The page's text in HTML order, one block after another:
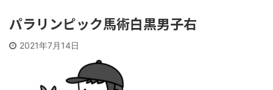
パラリンピック馬術白黒男子右
2021年7月14日